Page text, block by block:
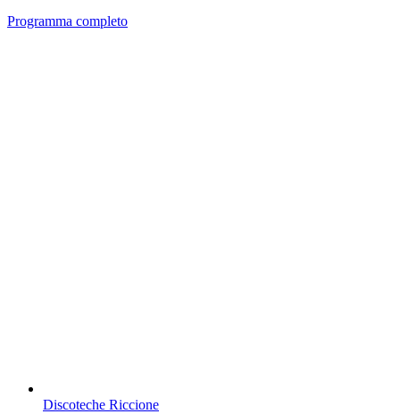
Programma completo
Discoteche Riccione